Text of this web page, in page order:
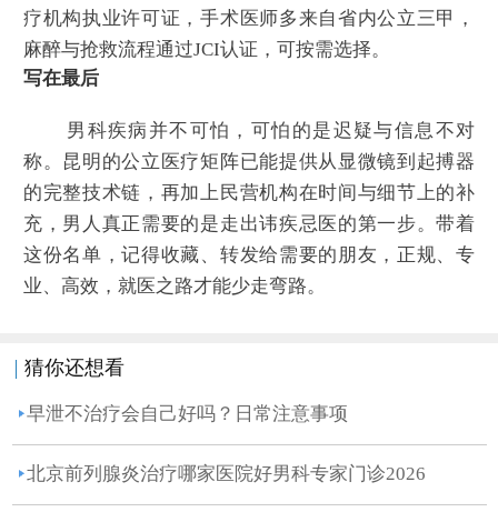
疗机构执业许可证，手术医师多来自省内公立三甲，
麻醉与抢救流程通过JCI认证，可按需选择。
写在最后
男科疾病并不可怕，可怕的是迟疑与信息不对
称。昆明的公立医疗矩阵已能提供从显微镜到起搏器
的完整技术链，再加上民营机构在时间与细节上的补
充，男人真正需要的是走出讳疾忌医的第一步。带着
这份名单，记得收藏、转发给需要的朋友，正规、专
业、高效，就医之路才能少走弯路。
猜你还想看
早泄不治疗会自己好吗？日常注意事项
北京前列腺炎治疗哪家医院好男科专家门诊2026